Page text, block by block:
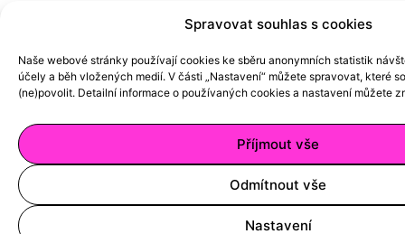
Spravovat souhlas s cookies
Naše webové stránky používají cookies ke sběru anonymních statistik
účely a běh vložených medií. V části „Nastavení“ můžete spravovat, které
(ne)povolit. Detailní informace o používaných cookies a nastavení můžete
Příjmout vše
Odmítnout vše
Nastavení
Contact Me
Enquiries &
collaborations
details
+420 602 810 147 d.petrtylova@gmail.com